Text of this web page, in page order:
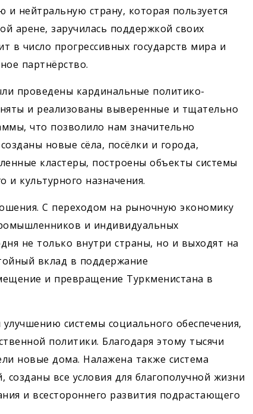
нейтральную страну, которая пользуется
арене, заручилась поддержкой своих
в число прогрессивных государств мира и
партнёрство.
проведены кардинальные политико-
и реализованы выверенные и тщательно
что позволило нам значительно
новые сёла, посёлки и города,
кластеры, построены объекты системы
и культурного назначения.
С переходом на рыночную экономику
и индивидуальных
не только внутри страны, но и выходят на
вклад в поддержание
и превращение Туркменистана в
системы социального обеспечения,
политики. Благодаря этому тысячи
новые дома. Налажена также система
все условия для благополучной жизни
и всестороннего развития подрастающего